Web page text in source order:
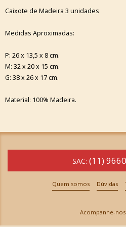
Caixote de Madeira 3 unidades
Medidas Aproximadas:
P: 26 x 13,5 x 8 cm.
M: 32 x 20 x 15 cm.
G: 38 x 26 x 17 cm.
Material: 100% Madeira.
SAC: (11)
Quem somos Dúvidas